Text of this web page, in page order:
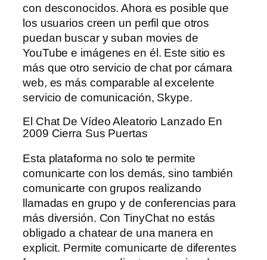
con desconocidos. Ahora es posible que
los usuarios creen un perfil que otros
puedan buscar y suban movies de
YouTube e imágenes en él. Este sitio es
más que otro servicio de chat por cámara
web, es más comparable al excelente
servicio de comunicación, Skype.
El Chat De Vídeo Aleatorio Lanzado En
2009 Cierra Sus Puertas
Esta plataforma no solo te permite
comunicarte con los demás, sino también
comunicarte con grupos realizando
llamadas en grupo y de conferencias para
más diversión. Con TinyChat no estás
obligado a chatear de una manera en
explicit. Permite comunicarte de diferentes